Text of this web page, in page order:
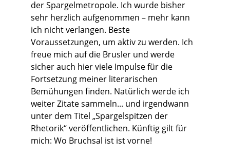
der Spargelmetropole. Ich wurde bisher
sehr herzlich aufgenommen – mehr kann
ich nicht verlangen. Beste
Voraussetzungen, um aktiv zu werden. Ich
freue mich auf die Brusler und werde
sicher auch hier viele Impulse für die
Fortsetzung meiner literarischen
Bemühungen finden. Natürlich werde ich
weiter Zitate sammeln... und irgendwann
unter dem Titel „Spargelspitzen der
Rhetorik“ veröffentlichen. Künftig gilt für
mich: Wo Bruchsal ist ist vorne!